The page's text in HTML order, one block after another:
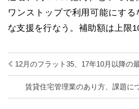
ワンストップで利用可能にす
な支援を行なう。補助額は上限
12月のフラット35、17年10月以降の
賃貸住宅管理業のあり方、課題に